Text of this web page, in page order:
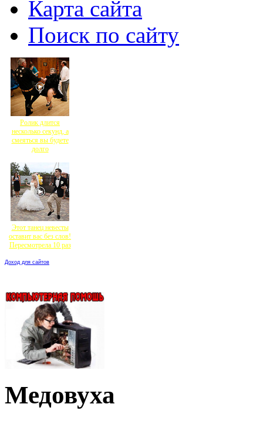
Карта сайта
Поиск по сайту
Ролик длится
несколько секунд, а
смеяться вы будете
долго
Этот танец невесты
оставит вас без слов!
Пересмотрела 10 раз
Доход для сайтов
Медовуха